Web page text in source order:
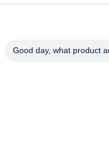
ーラベル用
GHRP6 5MG 2 mL ボト
Good day, what product